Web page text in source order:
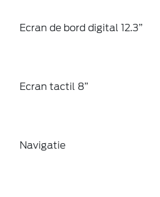
Ecran de bord digital 12.3”
Ecran tactil 8”
Navigatie